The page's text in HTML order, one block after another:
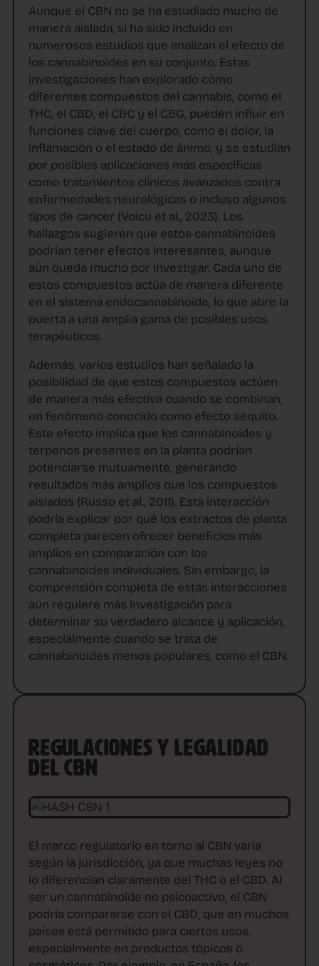
Aunque el CBN no se ha estudiado mucho de
manera aislada, sí ha sido incluido en
numerosos estudios que analizan el efecto de
los cannabinoides en su conjunto. Estas
investigaciones han explorado cómo
diferentes compuestos del cannabis, como el
THC, el CBD, el CBC y el CBG, pueden influir en
funciones clave del cuerpo, como el dolor, la
inflamación o el estado de ánimo, y se estudian
por posibles aplicaciones más específicas
como tratamientos clínicos avanzados contra
enfermedades neurológicas o incluso algunos
tipos de cancer (Voicu et al., 2023). Los
hallazgos sugieren que estos cannabinoides
podrían tener efectos interesantes, aunque
aún queda mucho por investigar. Cada uno de
estos compuestos actúa de manera diferente
en el sistema endocannabinoide, lo que abre la
puerta a una amplia gama de posibles usos
terapéuticos.
Además, varios estudios han señalado la
posibilidad de que estos compuestos actúen
de manera más efectiva cuando se combinan,
un fenómeno conocido como efecto séquito.
Este efecto implica que los cannabinoides y
terpenos presentes en la planta podrían
potenciarse mutuamente, generando
resultados más amplios que los compuestos
aislados (Russo et al., 2011). Esta interacción
podría explicar por qué los extractos de planta
completa parecen ofrecer beneficios más
amplios en comparación con los
cannabinoides individuales. Sin embargo, la
comprensión completa de estas interacciones
aún requiere más investigación para
determinar su verdadero alcance y aplicación,
especialmente cuando se trata de
cannabinoides menos populares, como el CBN.
REGULACIONES Y LEGALIDAD
DEL CBN
El marco regulatorio en torno al CBN varía
según la jurisdicción, ya que muchas leyes no
lo diferencian claramente del THC o el CBD. Al
ser un cannabinoide no psicoactivo, el CBN
podría compararse con el CBD, que en muchos
países está permitido para ciertos usos,
especialmente en productos tópicos o